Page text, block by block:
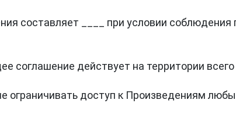
составляет ____ при условии соблюдения
соглашение действует на территории
ограничивать доступ к Произведениям